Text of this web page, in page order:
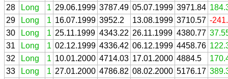
28
Long 1 29.06.1999 3787.49 05.07.1999 3971.84
29
Long 1 16.07.1999 3952.2 13.08.1999 3710.57 -
30
Long 1 25.11.1999 4343.22 26.11.1999 4380.77
31
Long 1 02.12.1999 4336.42 06.12.1999 4458.76
32
Long 1 10.01.2000 4714.03 17.01.2000 4884.5
33
Long 1 27.01.2000 4786.82 08.02.2000 5176.17